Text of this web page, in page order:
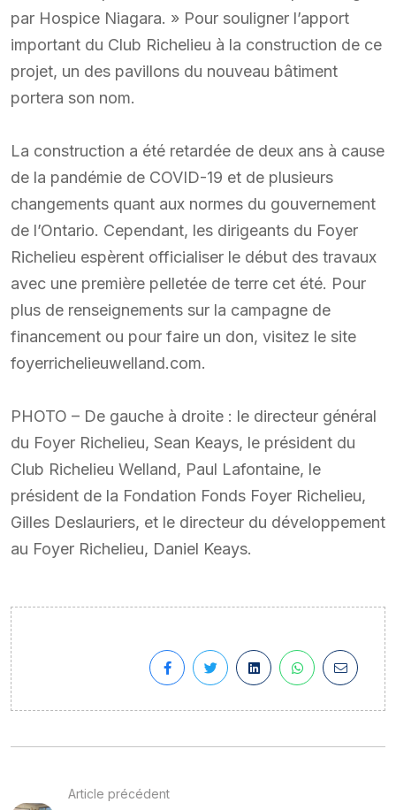
par Hospice Niagara. » Pour souligner l’apport
important du Club Richelieu à la construction de ce
projet, un des pavillons du nouveau bâtiment
portera son nom.
La construction a été retardée de deux ans à cause
de la pandémie de COVID-19 et de plusieurs
changements quant aux normes du gouvernement
de l’Ontario. Cependant, les dirigeants du Foyer
Richelieu espèrent officialiser le début des travaux
avec une première pelletée de terre cet été. Pour
plus de renseignements sur la campagne de
financement ou pour faire un don, visitez le site
foyerrichelieuwelland.com.
PHOTO – De gauche à droite : le directeur général
du Foyer Richelieu, Sean Keays, le président du
Club Richelieu Welland, Paul Lafontaine, le
président de la Fondation Fonds Foyer Richelieu,
Gilles Deslauriers, et le directeur du développement
au Foyer Richelieu, Daniel Keays.
Article précédent